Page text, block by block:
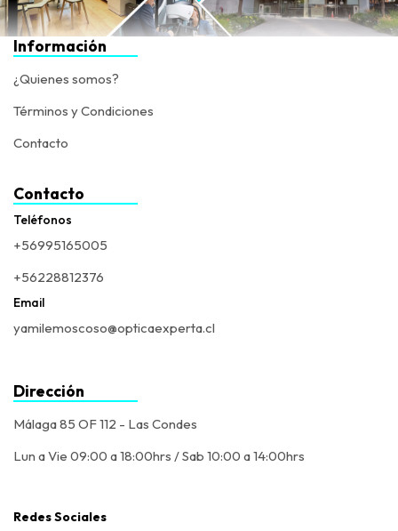
Información
¿Quienes somos?
Términos y Condiciones
Contacto
Contacto
Teléfonos
+56995165005
+56228812376
Email
yamilemoscoso@opticaexperta.cl
Dirección
Málaga 85 OF 112 - Las Condes
Lun a Vie 09:00 a 18:00hrs / Sab 10:00 a 14:00hrs
Redes Sociales